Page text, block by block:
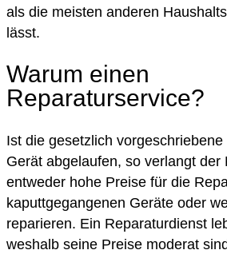
als die meisten anderen
lässt.
Warum einen
Reparaturservice?
Ist die gesetzlich
Gerät abgelaufen, so verlangt der
entweder hohe Preise für die
kaputtgegangenen Geräte oder
reparieren. Ein Reparaturdienst
weshalb seine Preise moderat